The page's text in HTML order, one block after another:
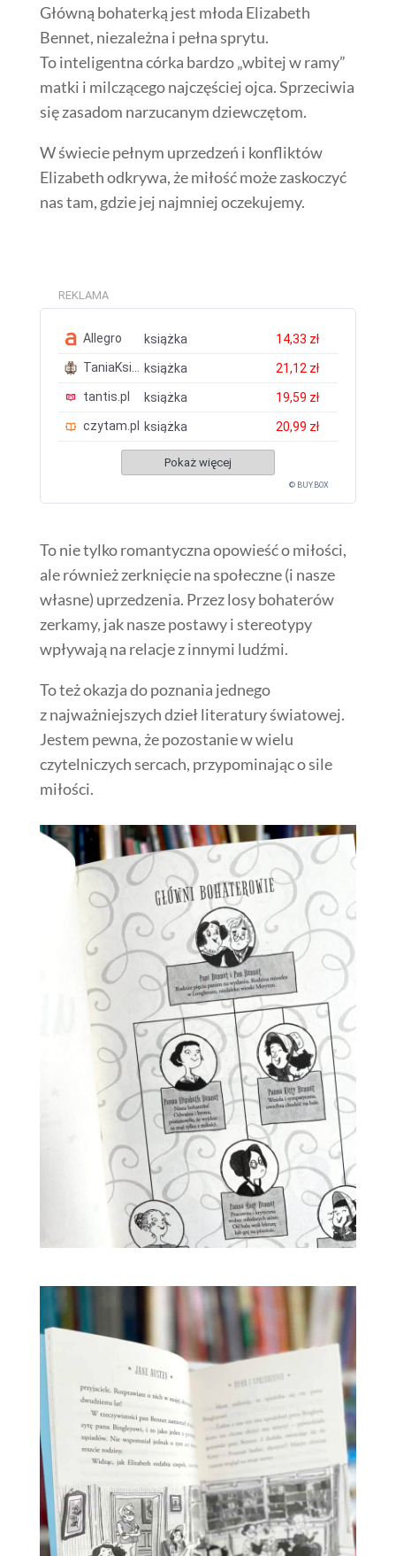
Główną bohaterką jest młoda Elizabeth
Bennet, niezależna i pełna sprytu.
To inteligentna córka bardzo „wbitej w ramy”
matki i milczącego najczęściej ojca. Sprzeciwia
się zasadom narzucanym dziewczętom.
W świecie pełnym uprzedzeń i konfliktów
Elizabeth odkrywa, że miłość może zaskoczyć
nas tam, gdzie jej najmniej oczekujemy.
REKLAMA
Allegro książka
14,33 zł
TaniaKsiazka.pl
książka
21,12 zł
tantis.pl
książka
19,59 zł
czytam.pl
książka 20,99 zł
Pokaż więcej
© BUY.BOX
To nie tylko romantyczna opowieść o miłości,
ale również zerknięcie na społeczne (i nasze
własne) uprzedzenia. Przez losy bohaterów
zerkamy, jak nasze postawy i stereotypy
wpływają na relacje z innymi ludźmi.
To też okazja do poznania jednego
z najważniejszych dzieł literatury światowej.
Jestem pewna, że pozostanie w wielu
czytelniczych sercach, przypominając o sile
miłości.